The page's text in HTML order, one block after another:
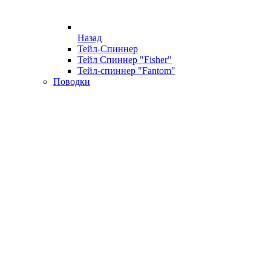
Назад
Тейл-Спиннер
Тейл Спиннер "Fisher"
Тейл-спиннер "Fantom"
Поводки